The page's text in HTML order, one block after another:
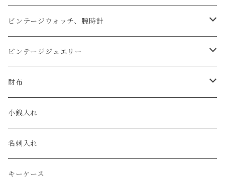
アップルウォッチベルト
コードバン
クロコダイル
エコレザー
エレファント
アリゲーター
ビンテージウォッチ、腕時計
オメガ / OMEGA
ユリスナルダン / ULYSSE NARDIN
セイコー / SEIKO
ルミノックス / LUMINOX
エルメス / HERMES
ビンテージジュエリー
カルティエ / Cartier
財布
コンパクト
長財布
小銭入れ
名刺入れ
キーケース